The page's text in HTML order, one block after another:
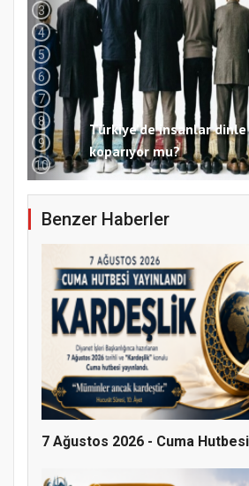
Türkiye’de insanlar dinle
koparıyor mu?
Samsun Atakum’da 15
3
4
5
6
7
8
9
10
Benzer Haberler
7 Ağustos 2026 - Cuma Hutbesi